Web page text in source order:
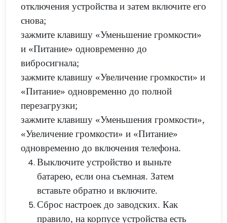
отключения устройства и затем включите его
снова;
зажмите клавишу «Уменьшение громкости»
и «Питание» одновременно до
вибросигнала;
зажмите клавишу «Увеличение громкости» и
«Питание» одновременно до полной
перезагрузки;
зажмите клавишу «Уменьшения громкости»,
«Увеличение громкости» и «Питание»
одновременно до включения телефона.
Выключите устройство и выньте
батарею, если она съемная. Затем
вставьте обратно и включите.
Сброс настроек до заводских. Как
правило, на корпусе устройства есть